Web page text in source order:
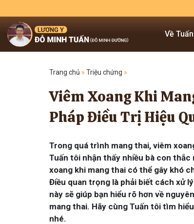
Về
Trang chủ » Triệu chứng »
Viêm Xoang Khi
Pháp Điều Trị Hiệu
Trong quá trình mang thai, viêm
Tuấn tôi nhận thấy nhiều bà con
xoang khi mang thai có thể gây khó
Điều quan trọng là phải biết cách xử
này sẽ giúp bạn hiểu rõ hơn về
mang thai. Hãy cùng Tuấn tôi tìm
nhé.